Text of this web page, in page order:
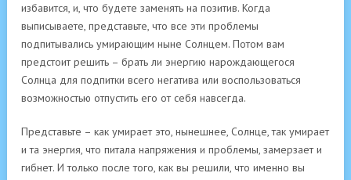
избавится, и, что будете заменять на позитив. Когда
выписываете, представьте, что все эти проблемы
подпитывались умирающим ныне Солнцем. Потом вам
предстоит решить – брать ли энергию нарождающегося
Солнца для подпитки всего негатива или воспользоваться
возможностью отпустить его от себя навсегда.
Представьте – как умирает это, нынешнее, Солнце, так умирает
и та энергия, что питала напряжения и проблемы, замерзает и
гибнет. И только после того, как вы решили, что именно вы